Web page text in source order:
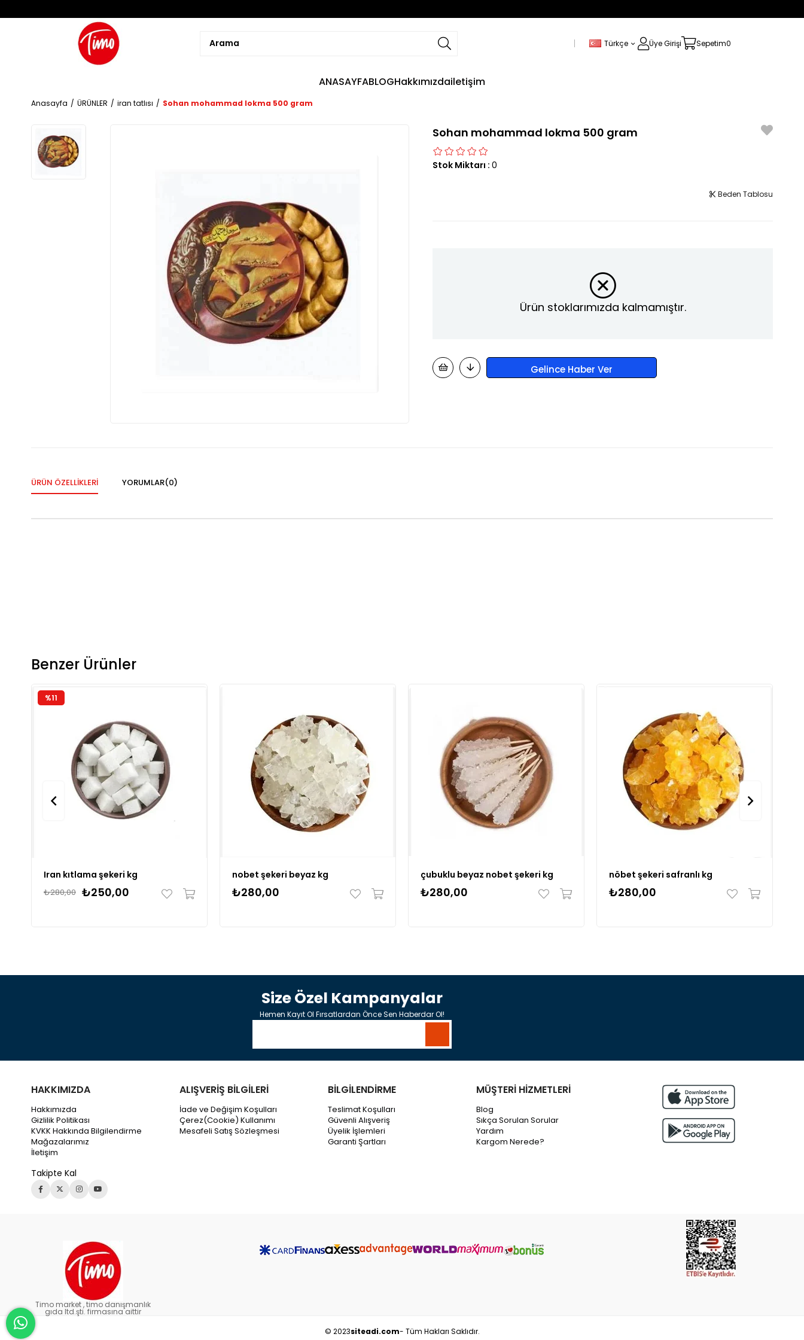
Türkçe Üye Girişi Sepetim0
ANASAYFABLOGHakkımızdailetişim
Anasayfa ÜRÜNLER iran tatlısı Sohan mohammad lokma 500 gram
Sohan mohammad lokma 500 gram
Stok Miktarı : 0
Beden Tablosu
Ürün stoklarımızda kalmamıştır.
Gelince Haber Ver
ÜRÜN ÖZELLIKLERI YORUMLAR(0)
Benzer Ürünler
Iran kıtlama şekeri kg
₺250,00
₺280,00
%11
nobet şekeri beyaz kg
₺280,00
çubuklu beyaz nobet şekeri kg
₺280,00
nöbet şekeri safranlı kg
₺280,00
Size Özel Kampanyalar
Hemen Kayıt Ol Fırsatlardan Önce Sen Haberdar Ol!
HAKKIMIZDA
Hakkımızda
Gizlilik Politikası
KVKK Hakkında Bilgilendirme
Mağazalarımız
İletişim
Takipte Kal
ALIŞVERİŞ BİLGİLERİ
İade ve Değişim Koşulları
Çerez(Cookie) Kullanımı
Mesafeli Satış Sözleşmesi
BİLGİLENDİRME
Teslimat Koşulları
Güvenli Alışveriş
Üyelik İşlemleri
Garanti Şartları
MÜŞTERİ HİZMETLERİ
Blog
Sıkça Sorulan Sorular
Yardım
Kargom Nerede?
Timo market , timo danışmanlık
gıda ltd.şti. firmasına aittir
© 2023siteadi.com- Tüm Hakları Saklıdır.